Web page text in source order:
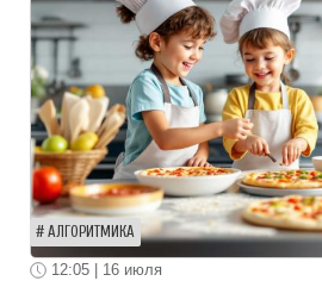
АЛГОРИТМИКА
12:05 | 16 июля